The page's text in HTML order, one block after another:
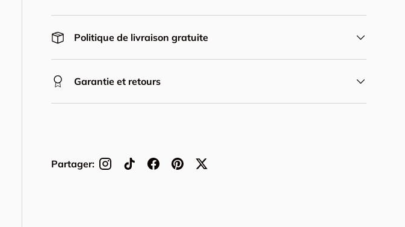
Politique de livraison gratuite
Garantie et retours
Partager: